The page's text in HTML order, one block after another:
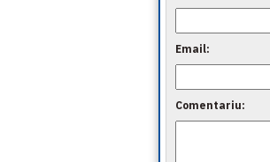
Email:
Comentariu: